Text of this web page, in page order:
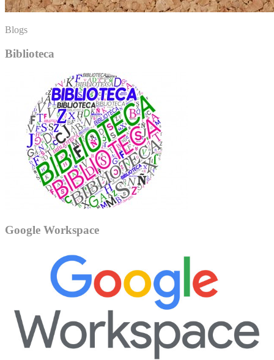
Blogs
Biblioteca
Google Workspace